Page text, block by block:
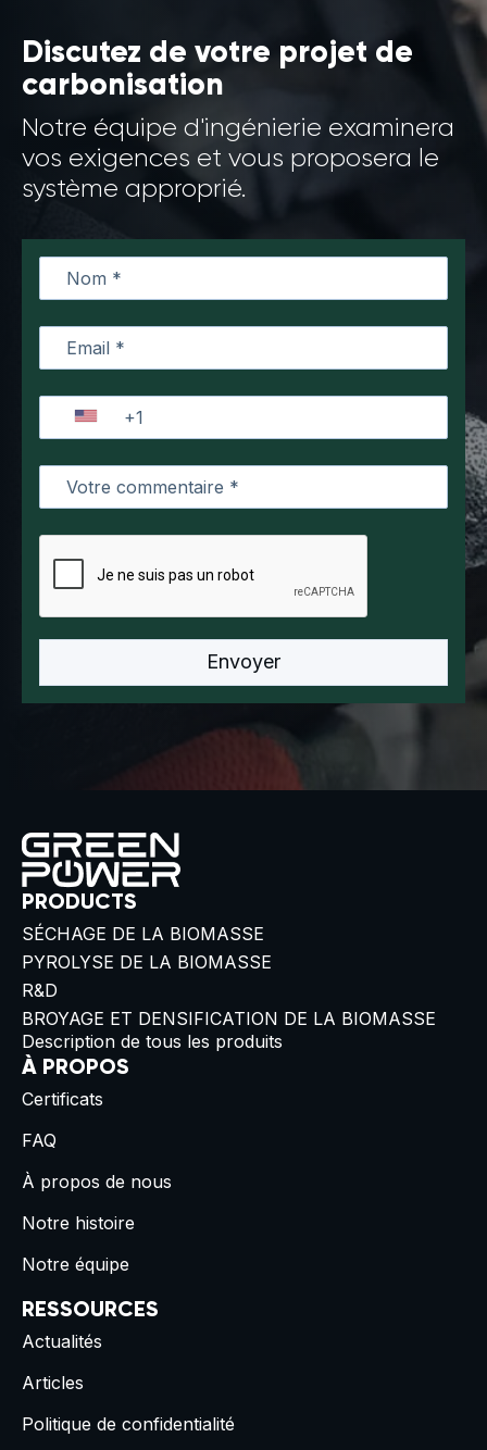
Discutez de votre projet de
carbonisation
Notre équipe d'ingénierie examinera
vos exigences et vous proposera le
système approprié.
PRODUCTS
SÉCHAGE DE LA BIOMASSE
PYROLYSE DE LA BIOMASSE
R&D
BROYAGE ET DENSIFICATION DE LA BIOMASSE
Description de tous les produits
À PROPOS
Certificats
FAQ
À propos de nous
Notre histoire
Notre équipe
RESSOURCES
Actualités
Articles
Politique de confidentialité